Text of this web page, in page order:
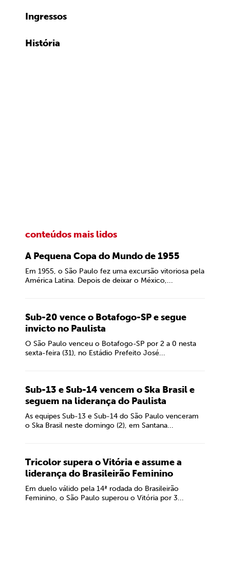
Ingressos
História
conteúdos mais lidos
A Pequena Copa do Mundo de 1955
Em 1955, o São Paulo fez uma excursão vitoriosa pela
América Latina. Depois de deixar o México,...
Sub-20 vence o Botafogo-SP e segue
invicto no Paulista
O São Paulo venceu o Botafogo-SP por 2 a 0 nesta
sexta-feira (31), no Estádio Prefeito José...
Sub-13 e Sub-14 vencem o Ska Brasil e
seguem na liderança do Paulista
As equipes Sub-13 e Sub-14 do São Paulo venceram
o Ska Brasil neste domingo (2), em Santana...
Tricolor supera o Vitória e assume a
liderança do Brasileirão Feminino
Em duelo válido pela 14ª rodada do Brasileirão
Feminino, o São Paulo superou o Vitória por 3...